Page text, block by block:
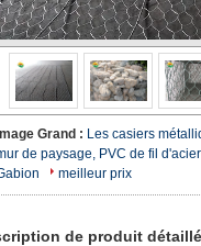
Grand : Les casiers
de paysage, PVC de fil
meilleur prix
de produit